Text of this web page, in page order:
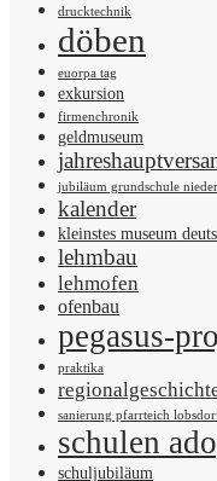
drucktechnik
döben
euorpa tag
exkursion
firmenchronik
geldmuseum
jubiläum grundschule
kalender
kleinstes museum
lehmbau
lehmofen
ofenbau
pegasus-
praktika
sanierung pfarrteich
schulen
schuljubiläum